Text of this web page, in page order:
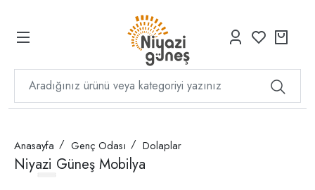
Anasayfa Genç Odası Dolaplar
Niyazi Güneş Mobilya